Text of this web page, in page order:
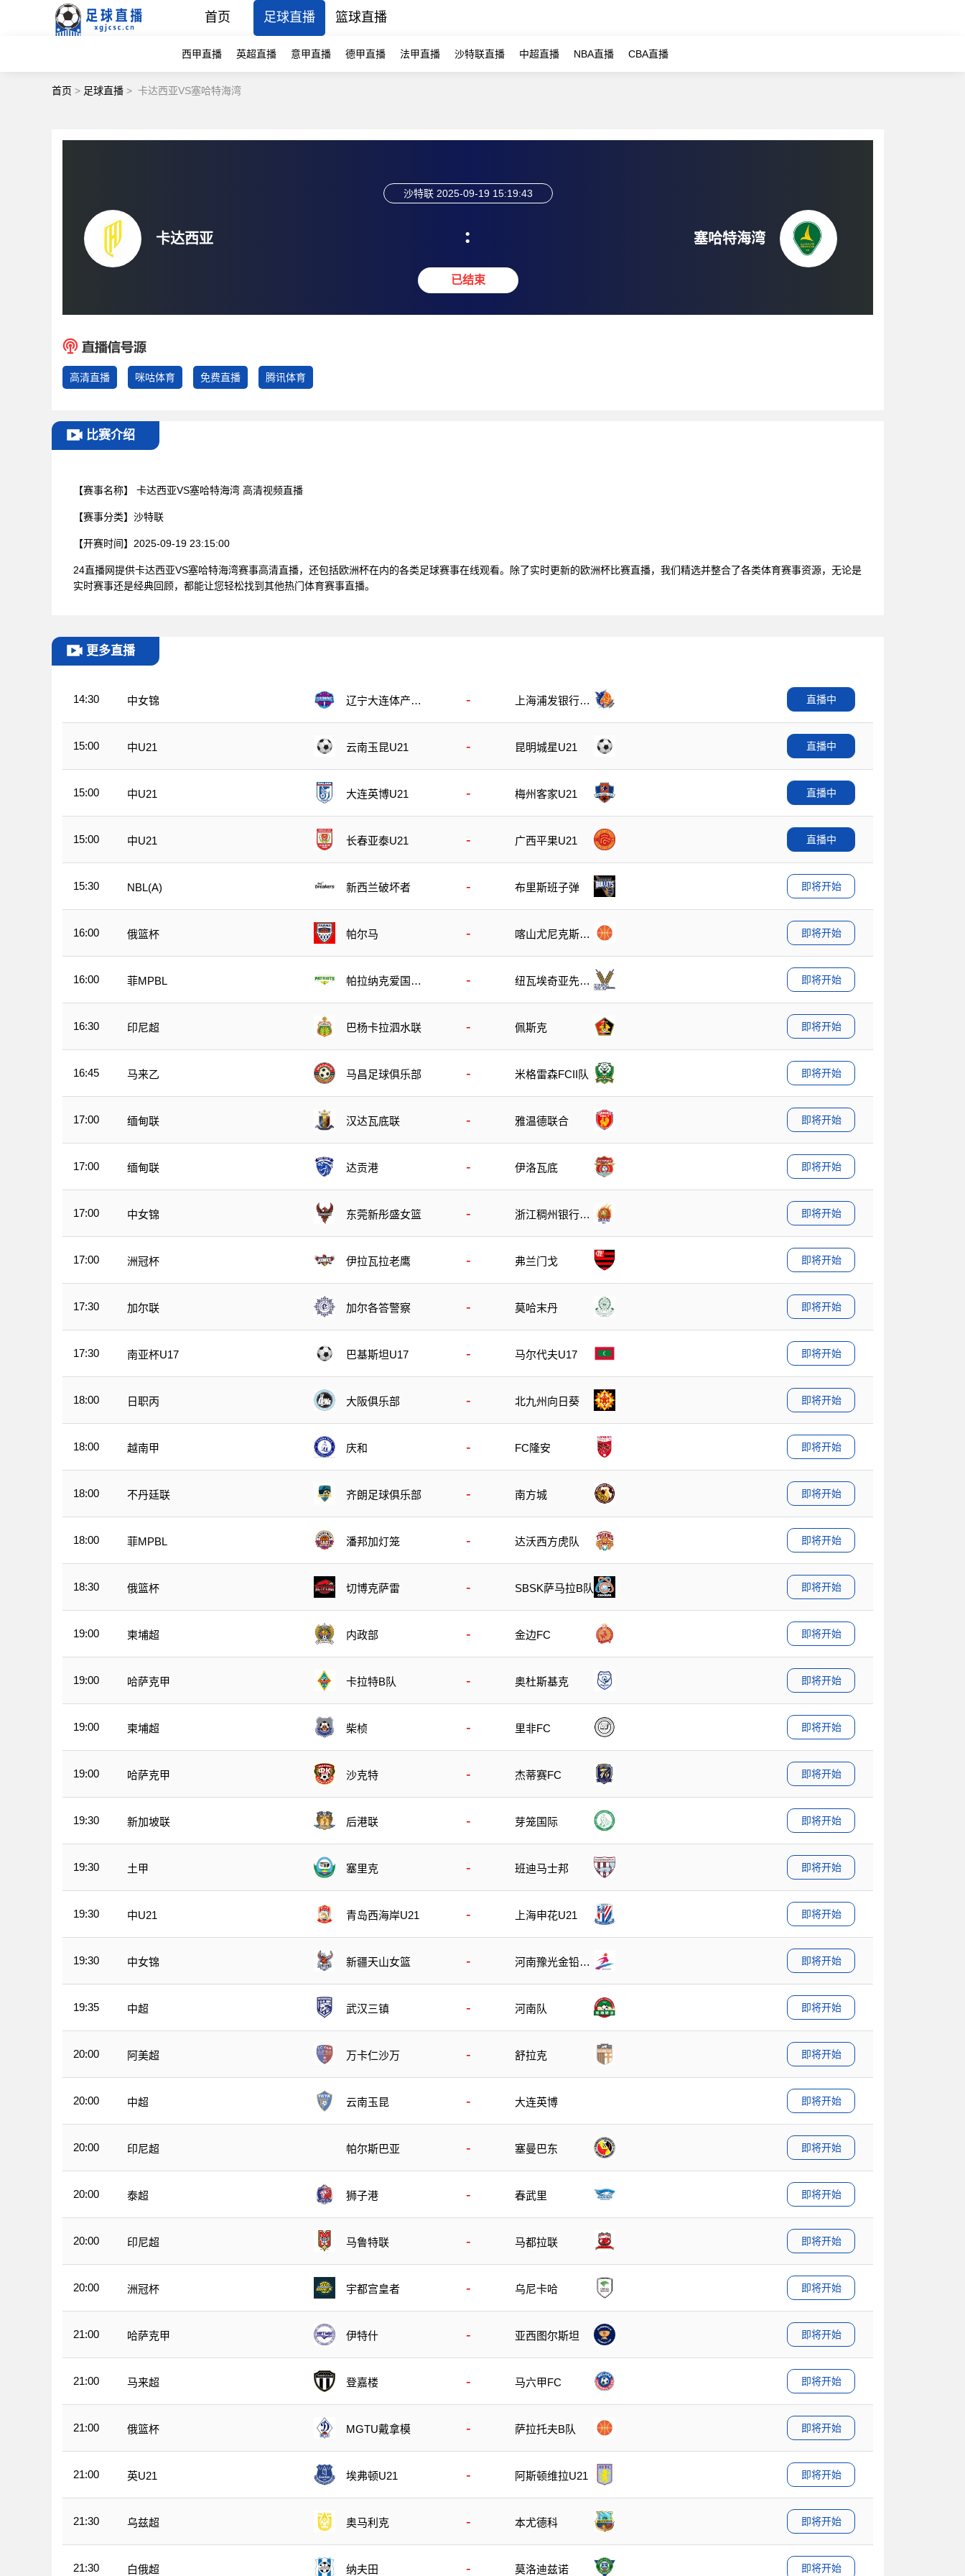
首页 足球直播 篮球直播
西甲直播 英超直播 意甲直播 德甲直播 法甲直播 沙特联直播 中超直播 NBA直播 CBA直播
首页 > 足球直播 > 卡达西亚VS塞哈特海湾
卡达西亚
沙特联 2025-09-19 15:19:43
:
已结束
塞哈特海湾
高清直播 咪咕体育 免费直播 腾讯体育
比赛介绍
【赛事名称】 卡达西亚VS塞哈特海湾 高清视频直播
【赛事分类】 沙特联
【开赛时间】 2025-09-19 23:15:00
24直播网提供卡达西亚VS塞哈特海湾赛事高清直播，还包括欧洲杯在内的各类足球赛事在线观看。除了实时更新的欧洲杯比赛直播，我们精选并整合了各类体育赛事资源，无论是
实时赛事还是经典回顾，都能让您轻松找到其他热门体育赛事直播。
更多直播
14:30 中女锦
辽宁大连体产女
-
上海浦发银行女
直播中
15:00 中U21 云南玉昆U21 - 昆明城星U21 直播中
15:00 中U21 大连英博U21 - 梅州客家U21 直播中
15:00 中U21 长春亚泰U21 - 广西平果U21 直播中
15:30 NBL(A) 新西兰破坏者 - 布里斯班子弹 即将开始
16:00 俄篮杯 帕尔马 -
喀山尤尼克斯B
即将开始
16:00 菲MPBL
帕拉纳克爱国者
-
纽瓦埃奇亚先锋
即将开始
16:30 印尼超 巴杨卡拉泗水联 - 佩斯克 即将开始
16:45 马来乙 马昌足球俱乐部 - 米格雷森FCII队 即将开始
17:00 缅甸联 汉达瓦底联 - 雅温德联合 即将开始
17:00 缅甸联 达贡港 - 伊洛瓦底 即将开始
17:00 中女锦 东莞新彤盛女篮 -
浙江稠州银行女
即将开始
17:00 洲冠杯 伊拉瓦拉老鹰 - 弗兰门戈 即将开始
17:30 加尔联 加尔各答警察 - 莫哈末丹 即将开始
17:30 南亚杯U17 巴基斯坦U17 - 马尔代夫U17 即将开始
18:00 日职丙 大阪俱乐部 - 北九州向日葵 即将开始
18:00 越南甲 庆和 - FC隆安 即将开始
18:00 不丹廷联 齐朗足球俱乐部 - 南方城 即将开始
18:00 菲MPBL 潘邦加灯笼 - 达沃西方虎队 即将开始
18:30 俄篮杯 切博克萨雷 - SBSK萨马拉B队 即将开始
19:00 柬埔超 内政部 - 金边FC 即将开始
19:00 哈萨克甲 卡拉特B队 - 奥杜斯基克 即将开始
19:00 柬埔超 柴桢 - 里非FC 即将开始
19:00 哈萨克甲 沙克特 - 杰蒂赛FC 即将开始
19:30 新加坡联 后港联 - 芽笼国际 即将开始
19:30 土甲 塞里克 - 班迪马士邦 即将开始
19:30 中U21 青岛西海岸U21 - 上海申花U21 即将开始
19:30 中女锦 新疆天山女篮 -
河南豫光金铅女
即将开始
19:35 中超 武汉三镇 - 河南队 即将开始
20:00 阿美超 万卡仁沙万 - 舒拉克 即将开始
20:00 中超 云南玉昆 - 大连英博 即将开始
20:00 印尼超 帕尔斯巴亚 - 塞曼巴东 即将开始
20:00 泰超 狮子港 - 春武里 即将开始
20:00 印尼超 马鲁特联 - 马都拉联 即将开始
20:00 洲冠杯 宇都宫皇者 - 乌尼卡哈 即将开始
21:00 哈萨克甲 伊特什 - 亚西图尔斯坦 即将开始
21:00 马来超 登嘉楼 - 马六甲FC 即将开始
21:00 俄篮杯 MGTU戴拿模 - 萨拉托夫B队 即将开始
21:00 英U21 埃弗顿U21 - 阿斯顿维拉U21 即将开始
21:30 乌兹超 奥马利克 - 本尤德科 即将开始
21:30 白俄超 纳夫田 - 莫洛迪兹诺 即将开始